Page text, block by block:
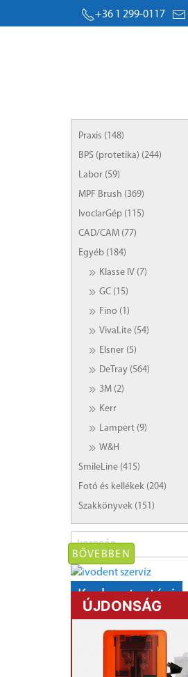
+36 1 299-0117
Praxis (148)
BPS (protetika) (244)
Labor (59)
MPF Brush (369)
IvoclarGép (115)
CAD/CAM (77)
Egyéb (184)
Klasse IV (7)
GC (15)
Fino (1)
VivaLite (54)
Elsner (5)
DeTray (564)
3M (2)
Kerr
Lampert (9)
W&H
SmileLine (415)
Fotó és kellékek (204)
Szakkönyvek (151)
Karbantartási
AKCIÓ!
mikromotorok
BŐVEBBEN
ÚJDONSÁG